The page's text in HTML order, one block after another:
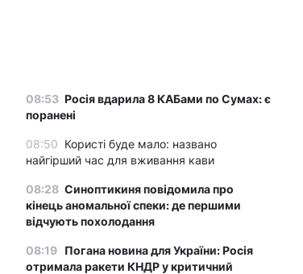
08:53 Росія вдарила 8 КАБами по Сумах: є
поранені
08:50 Користі буде мало: названо
найгірший час для вживання кави
08:28 Синоптикиня повідомила про
кінець аномальної спеки: де першими
відчують похолодання
08:19 Погана новина для України: Росія
отримала ракети КНДР у критичний